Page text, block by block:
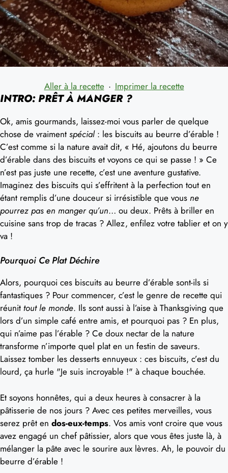
Aller à la recette · Imprimer la recette
INTRO: PRÊT À MANGER ?
Ok, amis gourmands, laissez-moi vous parler de quelque
chose de vraiment spécial: les biscuits au beurre d’érable !
C’est comme si la nature avait dit, « Hé, ajoutons du beurre
d’érable dans des biscuits et voyons ce qui se passe ! » Ce
n’est pas juste une recette, c’est une aventure gustative.
Imaginez des biscuits qui s’effritent à la perfection tout en
étant remplis d’une douceur si irrésistible que vous ne
pourrez pas en manger qu’un… ou deux. Prêts à briller en
cuisine sans trop de tracas ? Allez, enfilez votre tablier et on y
va !
Pourquoi Ce Plat Déchire
Alors, pourquoi ces biscuits au beurre d’érable sont-ils si
fantastiques ? Pour commencer, c’est le genre de recette qui
réunit tout le monde. Ils sont aussi à l’aise à Thanksgiving que
lors d’un simple café entre amis, et pourquoi pas ? En plus,
qui n’aime pas l’érable ? Ce doux nectar de la nature
transforme n’importe quel plat en un festin de saveurs.
Laissez tomber les desserts ennuyeux : ces biscuits, c’est du
lourd, ça hurle "Je suis incroyable !" à chaque bouchée.
Et soyons honnêtes, qui a deux heures à consacrer à la
pâtisserie de nos jours ? Avec ces petites merveilles, vous
serez prêt en dos-eux-temps. Vos amis vont croire que vous
avez engagé un chef pâtissier, alors que vous êtes juste là, à
mélanger la pâte avec le sourire aux lèvres. Ah, le pouvoir du
beurre d’érable !